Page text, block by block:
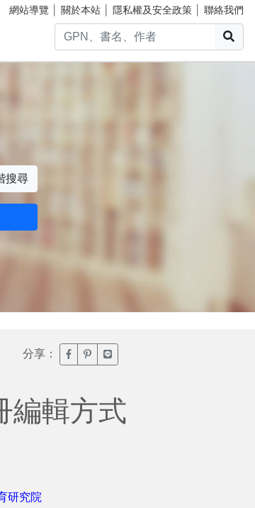
網站導覽 關於本站 隱私權及安全政策 聯絡我們
搜尋
分享： 臉書分享(另開新視窗)
噗浪分享(另開新視窗)
Line分享(另開新視窗)
編輯方式
研究院